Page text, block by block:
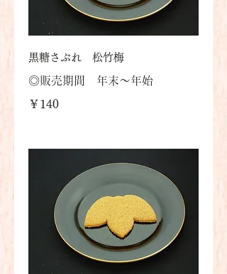
黒糖さぶれ 松竹梅
◎販売期間 年末～年始
￥140